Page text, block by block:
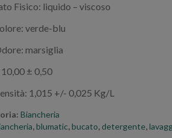
Fisico: liquido – viscoso
verde-blu
marsiglia
± 0,50
1,015 +/- 0,025 Kg/L
Biancheria
,blumatic,bucato, detergente,